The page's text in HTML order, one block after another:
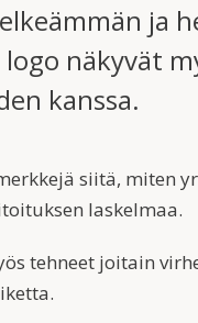
ja
näkyvät
kanssa.
siitä, miten
laskelmaa.
tehneet joitain